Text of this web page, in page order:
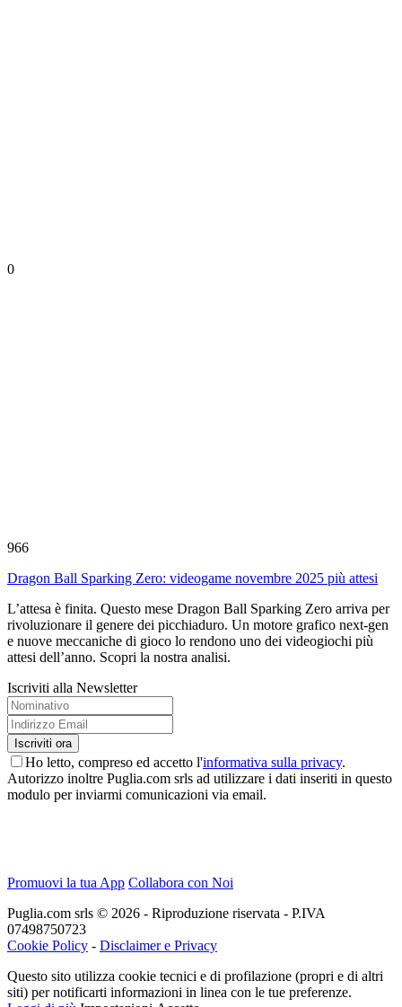
0
966
Dragon Ball Sparking Zero: videogame novembre 2025 più attesi
L’attesa è finita. Questo mese Dragon Ball Sparking Zero arriva per
rivoluzionare il genere dei picchiaduro. Un motore grafico next-gen
e nuove meccaniche di gioco lo rendono uno dei videogiochi più
attesi dell’anno. Scopri la nostra analisi.
Iscriviti alla Newsletter
Ho letto, compreso ed accetto l'informativa sulla privacy.
Autorizzo inoltre Puglia.com srls ad utilizzare i dati inseriti in questo
modulo per inviarmi comunicazioni via email.
Promuovi la tua App Collabora con Noi
Puglia.com srls © 2026 - Riproduzione riservata - P.IVA
07498750723
Cookie Policy - Disclaimer e Privacy
Questo sito utilizza cookie tecnici e di profilazione (propri e di altri
siti) per notificarti informazioni in linea con le tue preferenze.